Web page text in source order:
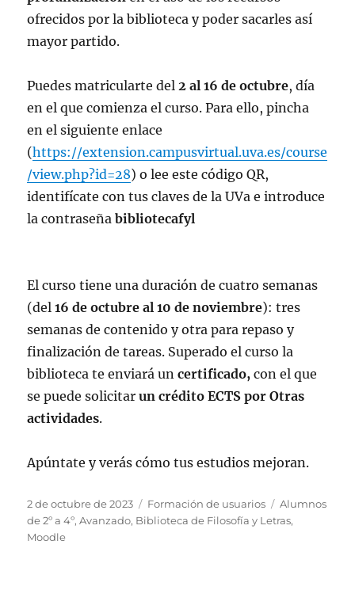
ofrecidos por la biblioteca y poder sacarles así
mayor partido.
Puedes matricularte del 2 al 16 de octubre, día
en el que comienza el curso. Para ello, pincha
en el siguiente enlace
(https://extension.campusvirtual.uva.es/course
/view.php?id=28) o lee este código QR,
identifícate con tus claves de la UVa e introduce
la contraseñabibliotecafyl
El curso tiene una duración de cuatro semanas
(del16 de octubre al 10 de noviembre): tres
semanas de contenido y otra para repaso y
finalización de tareas. Superado el curso la
biblioteca te enviará uncertificado,con el que
se puede solicitar un crédito ECTS por Otras
actividades.
Apúntate y verás cómo tus estudios mejoran.
Publicado
el
2 de octubre de 2023 Categorías
Formación de usuarios Etiquetas
Alumnos
de 2º a 4º,Avanzado, Biblioteca de Filosofía y Letras,
Moodle